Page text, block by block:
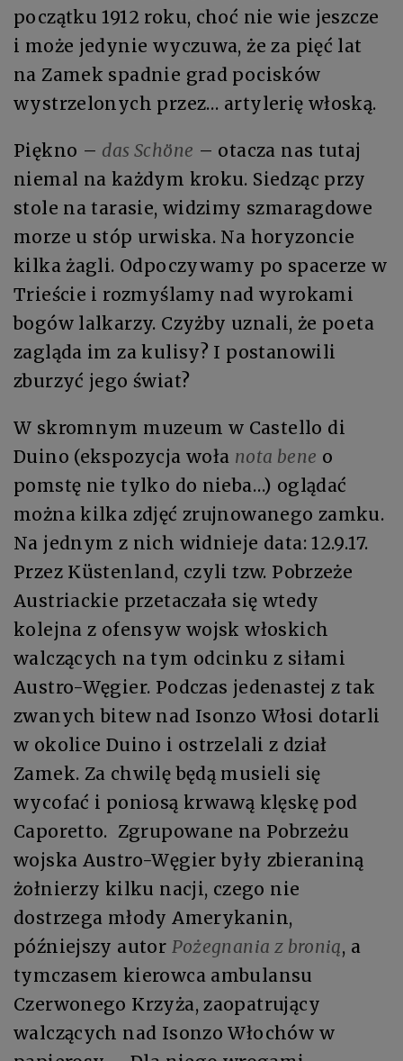
początku 1912 roku, choć nie wie jeszcze
i może jedynie wyczuwa, że za pięć lat
na Zamek spadnie grad pocisków
wystrzelonych przez… artylerię włoską.
Piękno – das Schöne – otacza nas tutaj
niemal na każdym kroku. Siedząc przy
stole na tarasie, widzimy szmaragdowe
morze u stóp urwiska. Na horyzoncie
kilka żagli. Odpoczywamy po spacerze w
Trieście i rozmyślamy nad wyrokami
bogów lalkarzy. Czyżby uznali, że poeta
zagląda im za kulisy? I postanowili
zburzyć jego świat?
W skromnym muzeum w Castello di
Duino (ekspozycja woła nota bene o
pomstę nie tylko do nieba…) oglądać
można kilka zdjęć zrujnowanego zamku.
Na jednym z nich widnieje data: 12.9.17.
Przez Küstenland, czyli tzw. Pobrzeże
Austriackie przetaczała się wtedy
kolejna z ofensyw wojsk włoskich
walczących na tym odcinku z siłami
Austro-Węgier. Podczas jedenastej z tak
zwanych bitew nad Isonzo Włosi dotarli
w okolice Duino i ostrzelali z dział
Zamek. Za chwilę będą musieli się
wycofać i poniosą krwawą klęskę pod
Caporetto. Zgrupowane na Pobrzeżu
wojska Austro-Węgier były zbieraniną
żołnierzy kilku nacji, czego nie
dostrzega młody Amerykanin,
późniejszy autor Pożegnania z bronią, a
tymczasem kierowca ambulansu
Czerwonego Krzyża, zaopatrujący
walczących nad Isonzo Włochów w